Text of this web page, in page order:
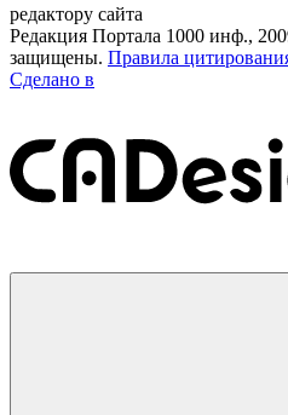
редактору сайта
Редакция Портала 1000 инф.,
защищены. Правила
Сделано в